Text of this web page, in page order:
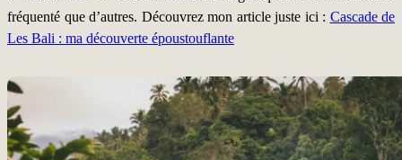
fréquenté que d’autres. Découvrez mon article juste ici : Cascade de
Les Bali : ma découverte époustouflante